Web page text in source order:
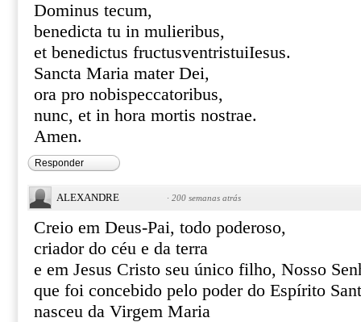
Dominus tecum,
benedicta tu in mulieribus,
et benedictus fructusventristuiIesus.
Sancta Maria mater Dei,
ora pro nobispeccatoribus,
nunc, et in hora mortis nostrae.
Amen.
Responder
ALEXANDRE · 200 semanas atrás
Creio em Deus-Pai, todo poderoso,
criador do céu e da terra
e em Jesus Cristo seu único filho, Nosso
que foi concebido pelo poder do Espírito
nasceu da Virgem Maria